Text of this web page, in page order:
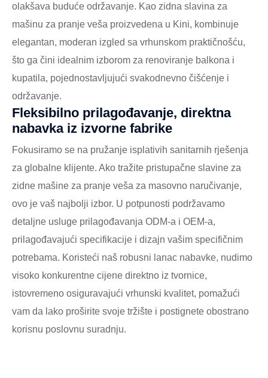
olakšava buduće održavanje. Kao zidna slavina za
mašinu za pranje veša proizvedena u Kini, kombinuje
elegantan, moderan izgled sa vrhunskom praktičnošću,
što ga čini idealnim izborom za renoviranje balkona i
kupatila, pojednostavljujući svakodnevno čišćenje i
održavanje.
Fleksibilno prilagođavanje, direktna
nabavka iz izvorne fabrike
Fokusiramo se na pružanje isplativih sanitarnih rješenja
za globalne klijente. Ako tražite pristupačne slavine za
zidne mašine za pranje veša za masovno naručivanje,
ovo je vaš najbolji izbor. U potpunosti podržavamo
detaljne usluge prilagođavanja ODM-a i OEM-a,
prilagođavajući specifikacije i dizajn vašim specifičnim
potrebama. Koristeći naš robusni lanac nabavke, nudimo
visoko konkurentne cijene direktno iz tvornice,
istovremeno osiguravajući vrhunski kvalitet, pomažući
vam da lako proširite svoje tržište i postignete obostrano
korisnu poslovnu suradnju.